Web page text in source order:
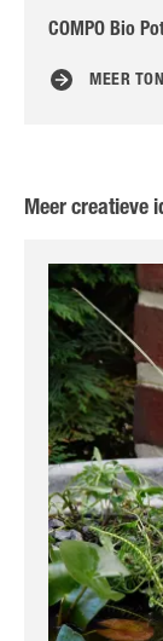
COMPO Bio
MEER
Meer creatieve